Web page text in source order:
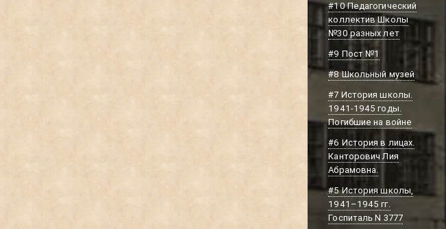
#10 Педагогический
коллектив Школы
№30 разных лет
#9 Пост №1
#8 Школьный музей
#7 История школы.
1941-1945 годы.
Погибшие на войне
#6 История в лицах.
Канторович Лия
Абрамовна.
#5 История школы,
1941–1945 гг.
Госпиталь N 3777